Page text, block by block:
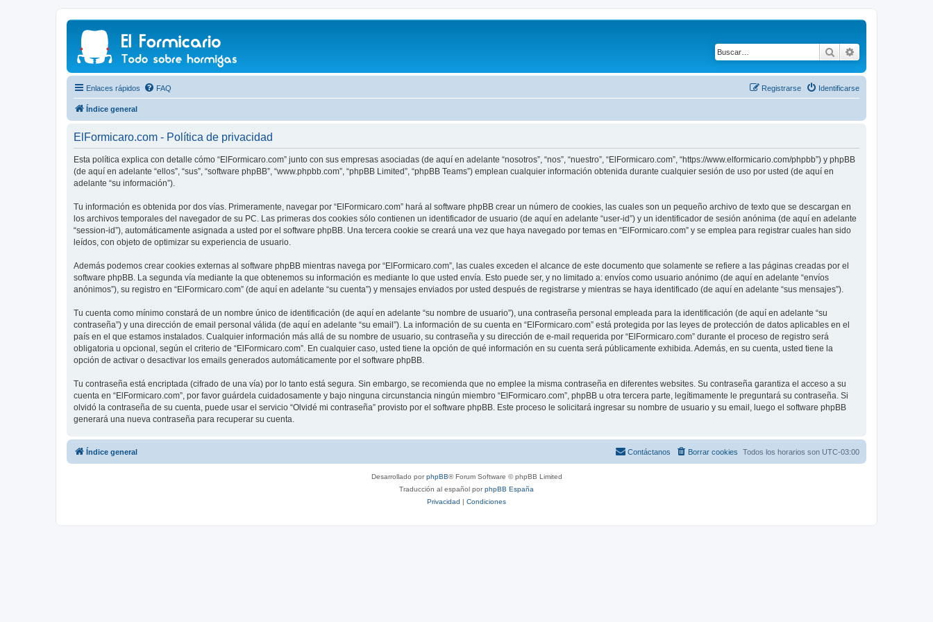
Buscar
Enlaces rápidos FAQ Identificarse
Registrarse
Índice general
ElFormicaro.com - Política de privacidad
Esta política explica con detalle cómo “ElFormicaro.com” junto con sus empresas asociadas (de aquí en adelante “nosotros”, “nos”, “nuestro”, “ElFormicaro.com”, “https://www.elformicario.com/phpbb”) y phpBB
(de aquí en adelante “ellos”, “sus”, “software phpBB”, “www.phpbb.com”, “phpBB Limited”, “phpBB Teams”) emplean cualquier información obtenida durante cualquier sesión de uso por usted (de aquí en
adelante “su información”).
Tu información es obtenida por dos vías. Primeramente, navegar por “ElFormicaro.com” hará al software phpBB crear un número de cookies, las cuales son un pequeño archivo de texto que se descargan en
los archivos temporales del navegador de su PC. Las primeras dos cookies sólo contienen un identificador de usuario (de aquí en adelante “user-id”) y un identificador de sesión anónima (de aquí en adelante
“session-id”), automáticamente asignada a usted por el software phpBB. Una tercera cookie se creará una vez que haya navegado por temas en “ElFormicaro.com” y se emplea para registrar cuales han sido
leídos, con objeto de optimizar su experiencia de usuario.
Además podemos crear cookies externas al software phpBB mientras navega por “ElFormicaro.com”, las cuales exceden el alcance de este documento que solamente se refiere a las páginas creadas por el
software phpBB. La segunda vía mediante la que obtenemos su información es mediante lo que usted envía. Esto puede ser, y no limitado a: envíos como usuario anónimo (de aquí en adelante “envíos
anónimos”), su registro en “ElFormicaro.com” (de aquí en adelante “su cuenta”) y mensajes enviados por usted después de registrarse y mientras se haya identificado (de aquí en adelante “sus mensajes”).
Tu cuenta como mínimo constará de un nombre único de identificación (de aquí en adelante “su nombre de usuario”), una contraseña personal empleada para la identificación (de aquí en adelante “su
contraseña”) y una dirección de email personal válida (de aquí en adelante “su email”). La información de su cuenta en “ElFormicaro.com” está protegida por las leyes de protección de datos aplicables en el
país en el que estamos instalados. Cualquier información más allá de su nombre de usuario, su contraseña y su dirección de e-mail requerida por “ElFormicaro.com” durante el proceso de registro será
obligatoria u opcional, según el criterio de “ElFormicaro.com”. En cualquier caso, usted tiene la opción de qué información en su cuenta será públicamente exhibida. Además, en su cuenta, usted tiene la
opción de activar o desactivar los emails generados automáticamente por el software phpBB.
Tu contraseña está encriptada (cifrado de una vía) por lo tanto está segura. Sin embargo, se recomienda que no emplee la misma contraseña en diferentes websites. Su contraseña garantiza el acceso a su
cuenta en “ElFormicaro.com”, por favor guárdela cuidadosamente y bajo ninguna circunstancia ningún miembro “ElFormicaro.com”, phpBB u otra tercera parte, legítimamente le preguntará su contraseña. Si
olvidó la contraseña de su cuenta, puede usar el servicio “Olvidé mi contraseña” provisto por el software phpBB. Este proceso le solicitará ingresar su nombre de usuario y su email, luego el software phpBB
generará una nueva contraseña para recuperar su cuenta.
Índice general Todos los horarios son UTC-03:00
Borrar cookies
Contáctanos
Desarrollado porphpBB® Forum Software © phpBB Limited
Traducción al español porphpBB España
Privacidad | Condiciones